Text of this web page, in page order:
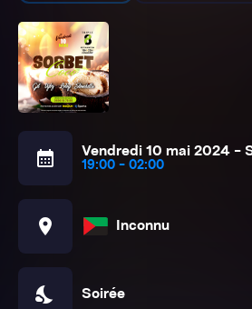
calendar_month Vendredi 10 mai 2024 -
19:00 - 02:00
location_on Inconnu
nights_stay Soirée